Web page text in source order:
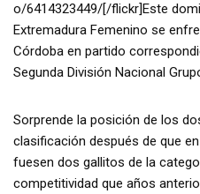
o/6414323449/[/flickr]Este
Extremadura Femenino se
Córdoba en partido
Segunda División Nacional
Sorprende la posición de los
clasificación después de que
fuesen dos gallitos de la
competitividad que años